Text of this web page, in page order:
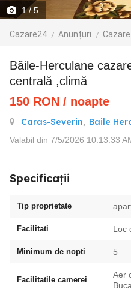
1/ 5
Cazare24 Anunțuri
Băile-Herculane cazare , garsonieră , zonă
centrală ,climă
150 RON / noapte
Caras-Severin, Baile
Valabil din 7/5/2026 10:13:33
Specificații
Tip proprietate
Facilitati Loc
Minimum de nopti 5
Facilitatile camerei
Aer